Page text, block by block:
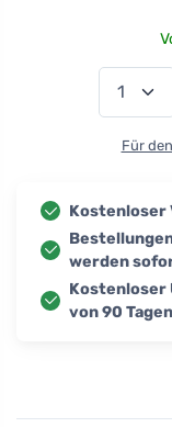
Für
Kostenloser
werden
Kostenloser
von 90 Tagen